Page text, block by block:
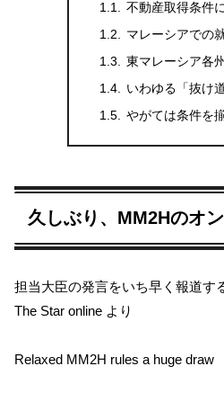
不動産取得条件
マレーシアでの
東マレーシア各
いわゆる「抜け
やがては条件を
久しぶり、MM2Hのオ
担当大臣の発言をいち早く報道す
The Star online より
Relaxed MM2H rules a huge draw